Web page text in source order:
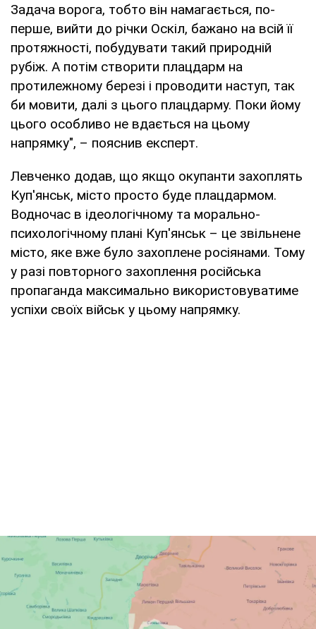
Задача ворога, тобто він намагається, по-
перше, вийти до річки Оскіл, бажано на всій її
протяжності, побудувати такий природній
рубіж. А потім створити плацдарм на
протилежному березі і проводити наступ, так
би мовити, далі з цього плацдарму. Поки йому
цього особливо не вдається на цьому
напрямку", – пояснив експерт.
Левченко додав, що якщо окупанти захоплять
Куп'янськ, місто просто буде плацдармом.
Водночас в ідеологічному та морально-
психологічному плані Куп'янськ – це звільнене
місто, яке вже було захоплене росіянами. Тому
у разі повторного захоплення російська
пропаганда максимально використовуватиме
успіхи своїх військ у цьому напрямку.